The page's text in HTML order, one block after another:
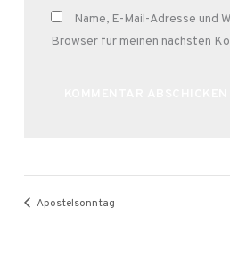
Name, E-Mail-Adresse und
Browser für meinen nächsten
Apostelsonntag